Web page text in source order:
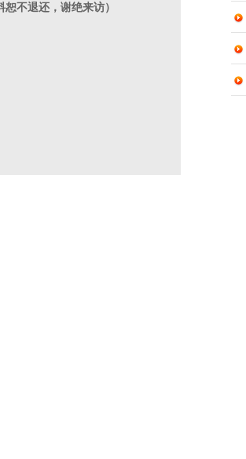
恕不退还，谢绝来访）